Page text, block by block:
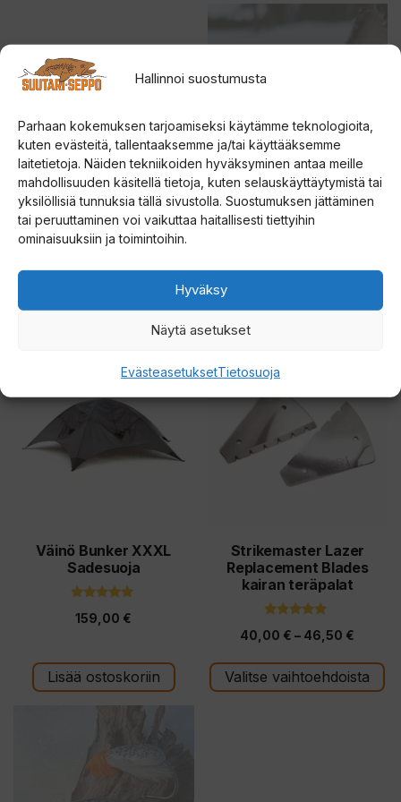
Hallinnoi suostumusta
Parhaan kokemuksen tarjoamiseksi käytämme teknologioita,
kuten evästeitä, tallentaaksemme ja/tai käyttääksemme
laitetietoja. Näiden tekniikoiden hyväksyminen antaa meille
mahdollisuuden käsitellä tietoja, kuten selauskäyttäytymistä tai
yksilöllisiä tunnuksia tällä sivustolla. Suostumuksen jättäminen
tai peruuttaminen voi vaikuttaa haitallisesti tiettyihin
ominaisuuksiin ja toimintoihin.
Hyväksy
Näytä asetukset
EvästeasetuksetTietosuoja
Väinö Bunker Thermal
XXL lattia
0
t
SINIKUORIAINEN
KOPPIAINEN
4.83
useampi
Voit
tehdä
valinnat
tuotteen
Väinö Bunker XXXL
Sadesuoja
5:stä
159,00 €
Lisää ostoskoriin
Strikemaster Lazer
Replacement Blades
kairan teräpalat
5:stä
40,00 € – 46,50 €
-
Valitse vaihtoehdoista
tuotteella
useampi
muunnelma.
tuotteen
sivulla.